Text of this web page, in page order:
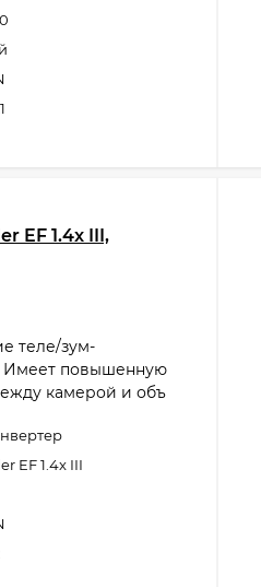
EF 1.4x III,
теле/зум-
Имеет повышенную
камерой и объ
EF 1.4x III